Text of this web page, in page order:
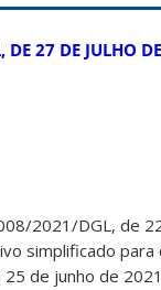
27 DE JULHO
2021/DGL, de
simplificado
de junho de